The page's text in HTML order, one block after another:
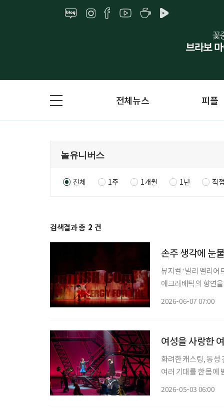
전체뉴스 피플
전체 1주 1개월 1년 직
검색결과 총 2 건
손주 생각에 눈
뮤지컬 ‘빌리 엘리어
애크러배틱의 향연
2026-06-07 07:00
여성을 사랑한
화려한 캐스팅, 동성
여러 기대를 한 몸에
2026-05-03 06:00